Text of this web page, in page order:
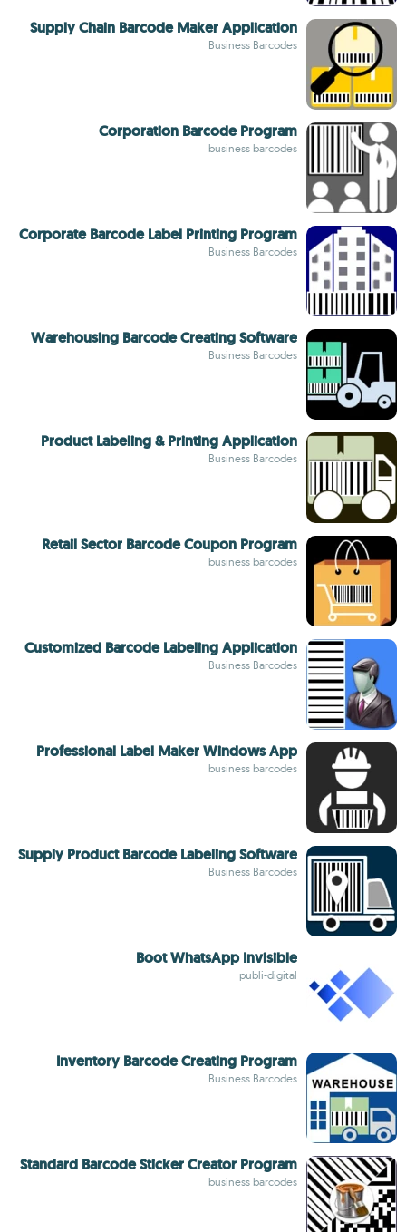
Supply Chain Barcode Maker Application
Business Barcodes
Corporation Barcode Program
business barcodes
Corporate Barcode Label Printing Program
Business Barcodes
Warehousing Barcode Creating Software
Business Barcodes
Product Labeling & Printing Application
Business Barcodes
Retail Sector Barcode Coupon Program
business barcodes
Customized Barcode Labeling Application
Business Barcodes
Professional Label Maker Windows App
business barcodes
Supply Product Barcode Labeling Software
Business Barcodes
Boot WhatsApp Invisible
publi-digital
Inventory Barcode Creating Program
Business Barcodes
Standard Barcode Sticker Creator Program
business barcodes